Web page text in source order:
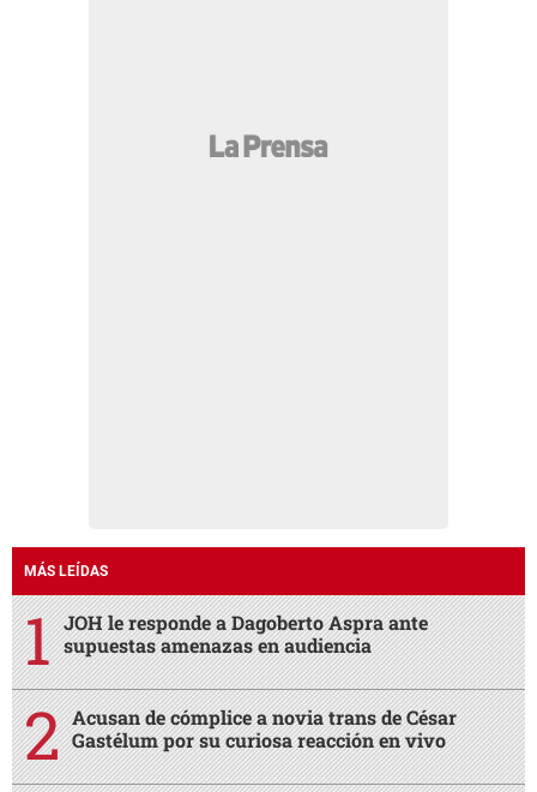
MÁS LEÍDAS
JOH le responde a Dagoberto Aspra ante
supuestas amenazas en audiencia
Acusan de cómplice a novia trans de César
Gastélum por su curiosa reacción en vivo